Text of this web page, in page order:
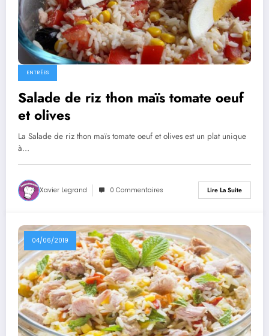
ENTRÉES
Salade de riz thon maïs tomate oeuf
et olives
La Salade de riz thon maïs tomate oeuf et olives est un plat unique
à…
Xavier Legrand 0 Commentaires Lire La Suite
04/06/2019